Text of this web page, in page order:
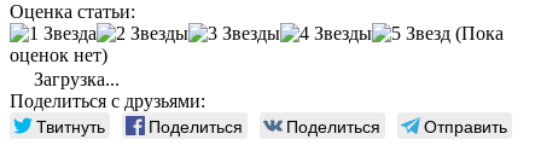
Оценка статьи:
(Пока
оценок нет)
Загрузка...
Поделиться с друзьями:
Твитнуть Поделиться Поделиться
Отправить